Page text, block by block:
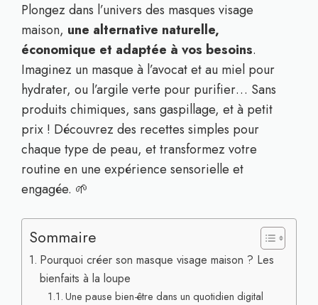
Plongez dans l’univers des masques visage
maison, une alternative naturelle,
économique et adaptée à vos besoins.
Imaginez un masque à l’avocat et au miel pour
hydrater, ou l’argile verte pour purifier… Sans
produits chimiques, sans gaspillage, et à petit
prix ! Découvrez des recettes simples pour
chaque type de peau, et transformez votre
routine en une expérience sensorielle et
engagée. 🌱
Sommaire
Pourquoi créer son masque visage maison ? Les
bienfaits à la loupe
Une pause bien-être dans un quotidien digital